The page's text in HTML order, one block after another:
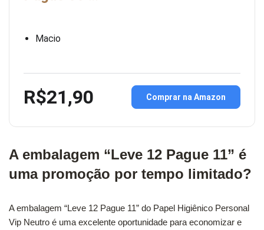
Macio
R$21,90 Comprar na Amazon
A embalagem “Leve 12 Pague 11” é
uma promoção por tempo limitado?
A embalagem “Leve 12 Pague 11” do Papel Higiênico Personal
Vip Neutro é uma excelente oportunidade para economizar e